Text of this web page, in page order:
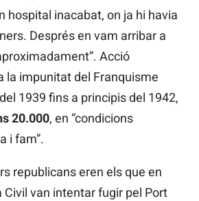
hospital inacabat, on ja hi havia
Després en vam arribar a
Acció
la impunitat del Franquisme
1939 fins a principis del 1942,
20.000, en “condicions
i fam”.
republicans eren els que en
Civil van intentar fugir pel Port